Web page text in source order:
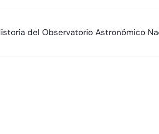
del Observatorio Astronómico